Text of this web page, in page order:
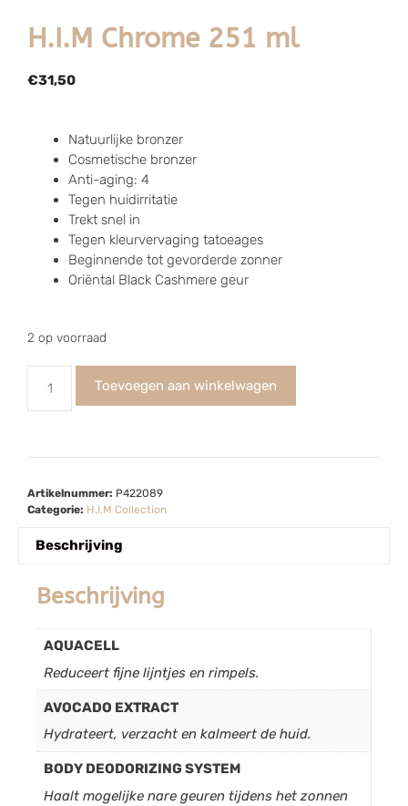
H.I.M Chrome 251 ml
€31,50
Natuurlijke bronzer
Cosmetische bronzer
Anti-aging: 4
Tegen huidirritatie
Trekt snel in
Tegen kleurvervaging tatoeages
Beginnende tot gevorderde zonner
Oriëntal Black Cashmere geur
2 op voorraad
Toevoegen aan winkelwagen
Artikelnummer: P422089
Categorie: H.I.M Collection
Beschrijving
Beschrijving
AQUACELL
Reduceert fijne lijntjes en rimpels.
AVOCADO EXTRACT
Hydrateert, verzacht en kalmeert de huid.
BODY DEODORIZING SYSTEM
Haalt mogelijke nare geuren tijdens het zonnen